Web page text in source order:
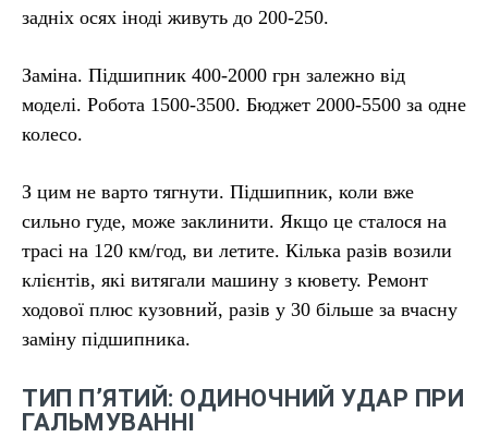
задніх осях іноді живуть до 200-250.
Заміна. Підшипник 400-2000 грн залежно від
моделі. Робота 1500-3500. Бюджет 2000-5500 за одне
колесо.
З цим не варто тягнути. Підшипник, коли вже
сильно гуде, може заклинити. Якщо це сталося на
трасі на 120 км/год, ви летите. Кілька разів возили
клієнтів, які витягали машину з кювету. Ремонт
ходової плюс кузовний, разів у 30 більше за вчасну
заміну підшипника.
ТИП П’ЯТИЙ: ОДИНОЧНИЙ УДАР ПРИ
ГАЛЬМУВАННІ